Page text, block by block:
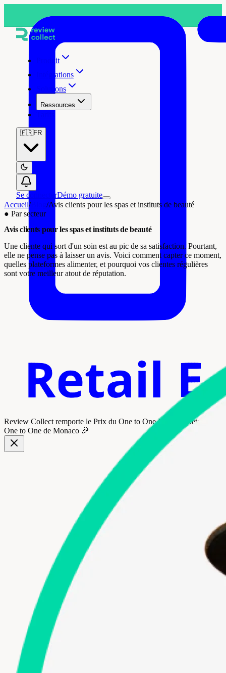
Review Collect remporte le Prix du One to One Monaco Retail
One to One de Monaco 🎉
Produit
Intégrations
Solutions
Ressources
🇫🇷FR
Se connecterDémo gratuite
Accueil/Blog /Avis clients pour les spas et instituts de beauté
● Par secteur
Avis clients pour les spas et instituts de beauté
Une cliente qui sort d'un soin est au pic de sa satisfaction. Pourtant,
elle ne pense pas à laisser un avis. Voici comment capter ce moment,
quelles plateformes alimenter, et pourquoi vos clientes régulières
sont votre meilleur atout de réputation.